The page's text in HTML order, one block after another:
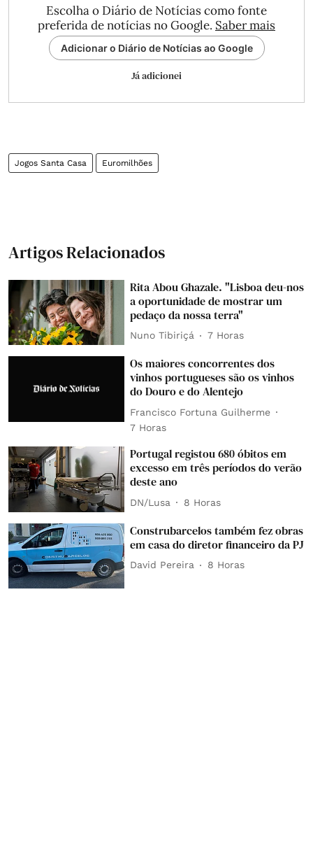
Escolha o Diário de Notícias como fonte
preferida de notícias no Google. Saber mais
Adicionar o Diário de Notícias ao Google
Já adicionei
Jogos Santa Casa Euromilhões
Artigos Relacionados
Rita Abou Ghazale. "Lisboa deu-nos
a oportunidade de mostrar um
pedaço da nossa terra"
Nuno Tibiriçá 7 Horas
Os maiores concorrentes dos
vinhos portugueses são os vinhos
do Douro e do Alentejo
Francisco Fortuna Guilherme
7 Horas
Portugal registou 680 óbitos em
excesso em três períodos do verão
deste ano
DN/Lusa 8 Horas
Construbarcelos também fez obras
em casa do diretor financeiro da PJ
David Pereira 8 Horas